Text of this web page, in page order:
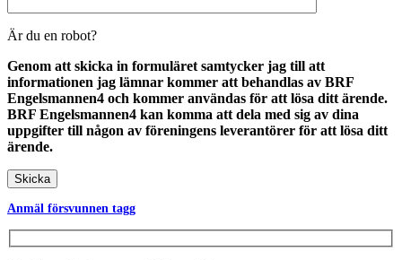
Är du en robot?
Genom att skicka in formuläret samtycker jag till att
informationen jag lämnar kommer att behandlas av BRF
Engelsmannen4 och kommer användas för att lösa ditt ärende.
BRF Engelsmannen4 kan komma att dela med sig av dina
uppgifter till någon av föreningens leverantörer för att lösa ditt
ärende.
Anmäl försvunnen tagg